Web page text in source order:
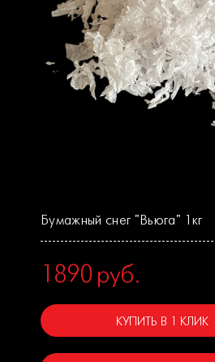
Бумажный снег "Вьюга" 1кг
1890 руб.
КУПИТЬ В 1 КЛИК